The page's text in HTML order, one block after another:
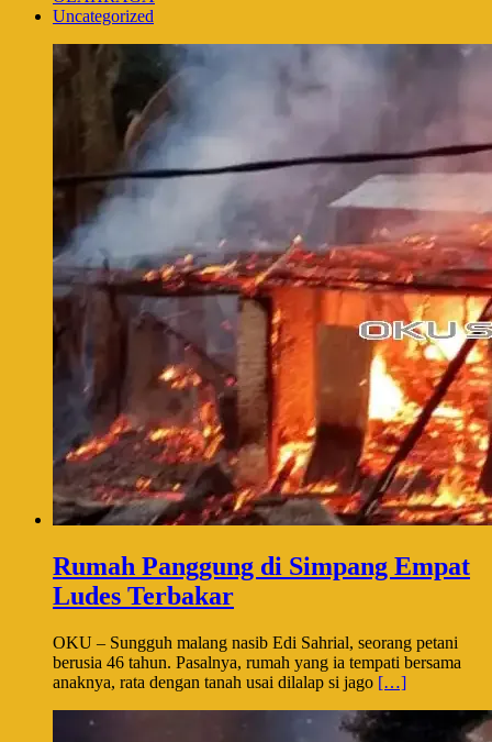
Uncategorized
Rumah Panggung di Simpang Empat
Ludes Terbakar
OKU – Sungguh malang nasib Edi Sahrial, seorang petani
berusia 46 tahun. Pasalnya, rumah yang ia tempati bersama
anaknya, rata dengan tanah usai dilalap si jago […]